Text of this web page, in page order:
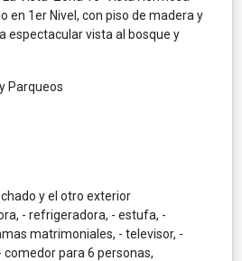
en 1er Nivel, con piso de madera y
espectacular vista al bosque y
Parqueos
y el otro exterior
- refrigeradora, - estufa, -
matrimoniales, - televisor, -
comedor para 6 personas,